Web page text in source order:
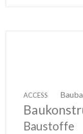
ACCESS
Baustoffe